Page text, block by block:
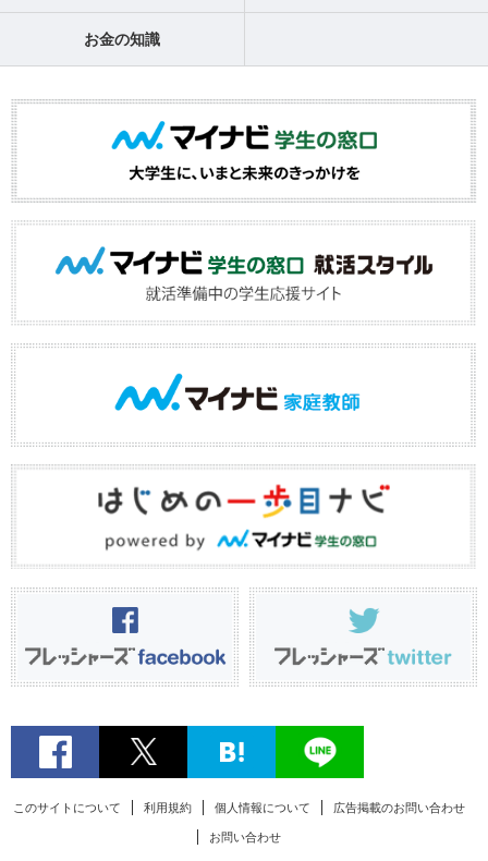
お金の知識
このサイトについて 利用規約 個人情報について 広告掲載のお問い合わせ
お問い合わせ